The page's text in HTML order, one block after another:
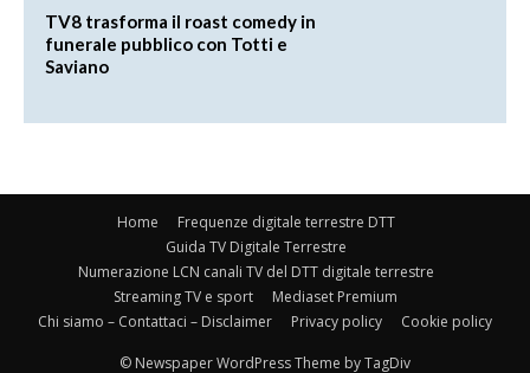
TV8 trasforma il roast comedy in
funerale pubblico con Totti e
Saviano
Home
Frequenze digitale terrestre DTT
Guida TV Digitale Terrestre
Numerazione LCN canali TV del DTT digitale terrestre
Streaming TV e sport
Mediaset Premium
Chi siamo – Contattaci – Disclaimer
Privacy policy Cookie policy
© Newspaper WordPress Theme by TagDiv